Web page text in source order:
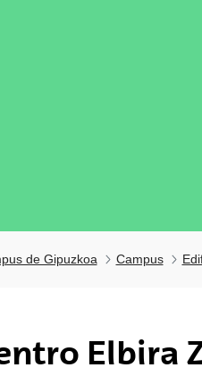
de Gipuzkoa Campus
Elbira